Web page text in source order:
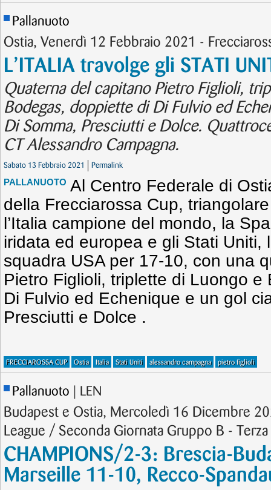
Pallanuoto
Ostia, Venerdì 12 Febbraio 2021 -
L’ITALIA travolge gli STATI
Quaterna del capitano Pietro Figlioli,
Bodegas, doppiette di Di Fulvio ed
Di Somma, Presciutti e Dolce.
CT Alessandro Campagna.
Sabato 13 Febbraio 2021 Permalink
PALLANUOTO Al Centro Federale di
della Frecciarossa Cup,
l’Italia campione del mondo, la
iridata ed europea e gli Stati Uniti,
squadra USA per 17-10, con una
Pietro Figlioli, triplette di Luongo
Di Fulvio ed Echenique e un gol
Presciutti e Dolce .
FRECCIAROSSA CUP Ostia Italia Stati Uniti alessandro campagna pietro figlioli
Pallanuoto | LEN
Budapest e Ostia, Mercoledì 16 Dicembre
League / Seconda Giornata Gruppo B -
CHAMPIONS/2-3: Brescia-
Marseille 11-10, Recco-